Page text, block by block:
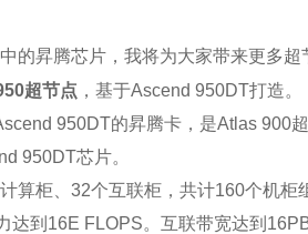
的昇腾芯片，我将为大家带来更多
超节点 ，基于Ascend 950DT打造。
950DT的昇腾卡，是Atlas 900
950DT芯片。
算柜、32个互联柜，共计160个机
达到16E FLOPS。互联带宽达到